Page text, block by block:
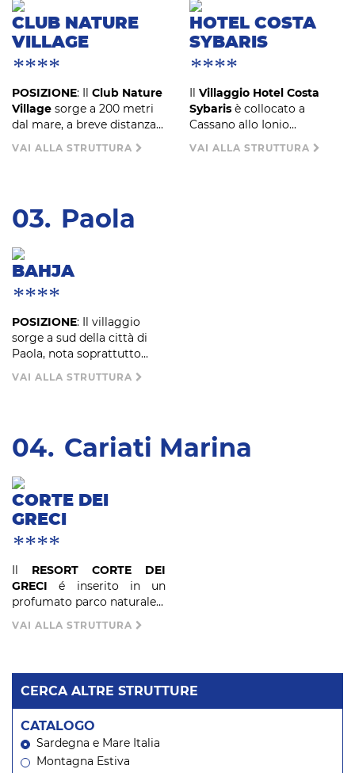
CLUB NATURE
VILLAGE
****
POSIZIONE: Il Club Nature
Village sorge a 200 metri
dal mare, a breve distanza...
VAI ALLA STRUTTURA
HOTEL COSTA
SYBARIS
****
Villaggio Hotel Costa
Sybarisè collocato a
Cassano allo Ionio...
VAI ALLA STRUTTURA
03. Paola
BAHJA
****
POSIZIONE: Il villaggio
sorge a sud della città di
Paola, nota soprattutto...
VAI ALLA STRUTTURA
04. Cariati Marina
CORTE DEI
GRECI
****
RESORT CORTE DEI
GRECIé inserito in un
profumato parco naturale...
VAI ALLA STRUTTURA
CERCA ALTRE STRUTTURE
CATALOGO
Sardegna e Mare Italia
Montagna Estiva